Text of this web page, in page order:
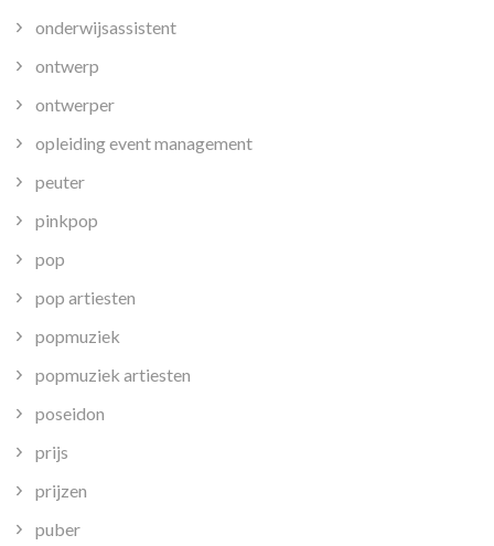
onderwijsassistent
ontwerp
ontwerper
opleiding event management
peuter
pinkpop
pop
pop artiesten
popmuziek
popmuziek artiesten
poseidon
prijs
prijzen
puber